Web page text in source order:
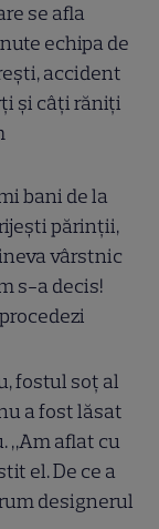
se afla
echipa de
accident
și câți răniți
bani de la
părinții,
vârstnic
s-a decis!
fostul soț al
a fost lăsat
„Am aflat cu
el. De ce a
designerul